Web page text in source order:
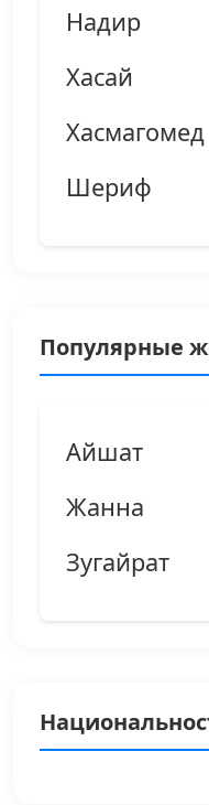
Надир
Хасай
Хасмагомед
Шериф
Популярные
Айшат
Жанна
Зугайрат